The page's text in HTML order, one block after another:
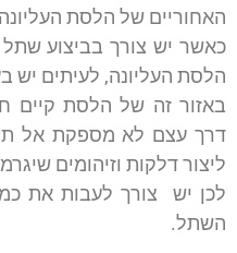
האחוריים של הלסת
כאשר יש צורך בביצוע
הלסת העליונה, לעיתים יש
באזור זה של הלסת קיים
דרך עצם לא מספקת אל
ליצור דלקות וזיהומים
לכן יש צורך לעבות את
השתל.